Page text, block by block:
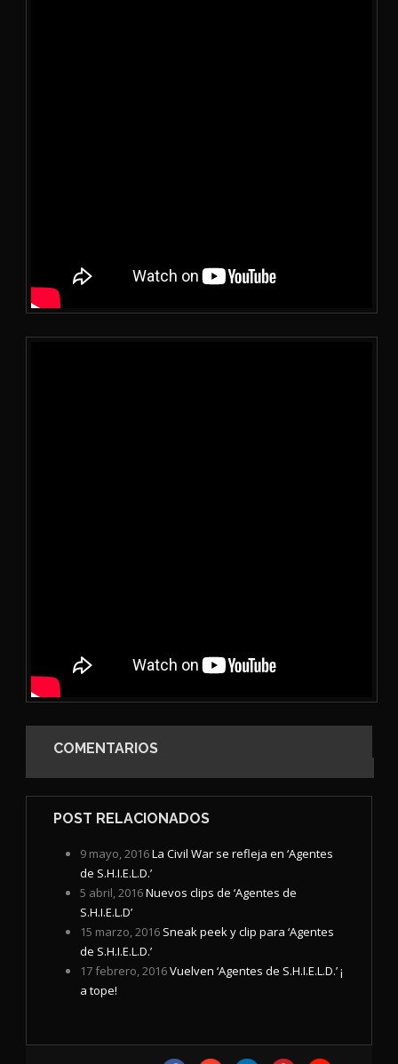
COMENTARIOS
POST RELACIONADOS
9 mayo, 2016La Civil War se refleja en ‘Agentes
de S.H.I.E.L.D.’
5 abril, 2016Nuevos clips de ‘Agentes de
S.H.I.E.L.D’
15 marzo, 2016 Sneak peek y clip para ‘Agentes
de S.H.I.E.L.D.’
17 febrero, 2016Vuelven ‘Agentes de S.H.I.E.L.D.’ ¡
a tope!